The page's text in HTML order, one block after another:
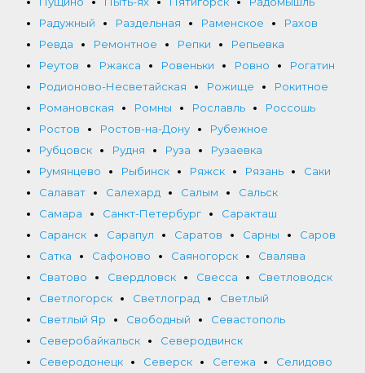
Радужный
Раздельная Раменское
Рахов
Ревда
Ремонтное Репки
Репьевка
Реутов
Ржакса Ровеньки Ровно
Рогатин
Родионово-Несветайская
Рожище
Рокитное
Романовская
Ромны Рославль
Россошь
Ростов
Ростов-на-Дону
Рубежное
Рубцовск
Рудня Руза
Рузаевка
Румянцево
Рыбинск Ряжск Рязань
Саки
Салават
Салехард Салым
Сальск
Самара
Санкт-Петербург
Саракташ
Саранск
Сарапул Саратов Сарны
Саров
Сатка
Сафоново Саяногорск
Свалява
Сватово
Свердловск Свесса
Светловодск
Светлогорск
Светлоград
Светлый
Светлый Яр
Свободный
Севастополь
Северобайкальск
Северодвинск
Северодонецк
Северск Сегежа
Селидово